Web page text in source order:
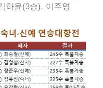
하윤(3승), 이주영